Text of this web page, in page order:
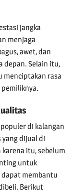
jangka
menjaga
awet, dan
depan. Selain itu,
menciptakan rasa
di kalangan
yang dijual di
itu, sebelum
untuk
membantu
Berikut